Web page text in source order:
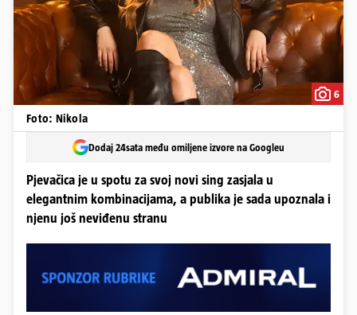
6
Foto: Nikola
Dodaj 24sata među omiljene izvore na Googleu
Pjevačica je u spotu za svoj novi sing zasjala u
elegantnim kombinacijama, a publika je sada upoznala i
njenu još neviđenu stranu